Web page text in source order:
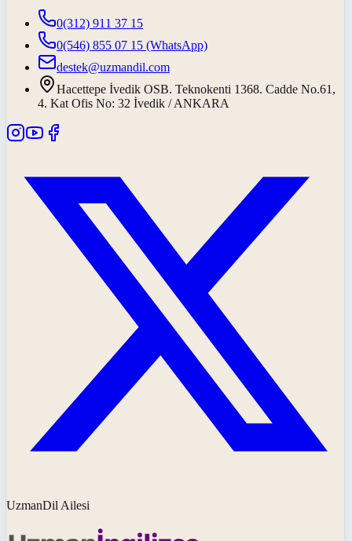
0(312) 911 37 15
0(546) 855 07 15 (WhatsApp)
destek@uzmandil.com
Hacettepe İvedik OSB. Teknokenti 1368. Cadde No.61,
4. Kat Ofis No: 32 İvedik / ANKARA
UzmanDil Ailesi